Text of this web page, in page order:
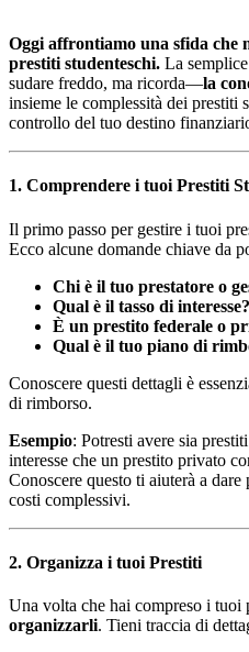
Oggi affrontiamo una sfida che
prestiti studenteschi. La
sudare freddo, ma ricorda—la
insieme le complessità dei prestiti
controllo del tuo destino
1. Comprendere i tuoi Prestiti
Il primo passo per gestire i tuoi
Ecco alcune domande chiave da
Chi è il tuo prestatore o
Qual è il tasso di interesse?
È un prestito federale o
Qual è il tuo piano di
Conoscere questi dettagli è
di rimborso.
Esempio: Potresti avere sia
interesse che un prestito privato
Conoscere questo ti aiuterà a
costi complessivi.
2. Organizza i tuoi Prestiti
Una volta che hai compreso i tuoi
organizzarli. Tieni traccia di